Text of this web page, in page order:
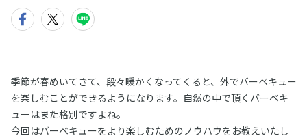
季節が春めいてきて、段々暖かくなってくると、外でバーベキュー
を楽しむことができるようになります。自然の中で頂くバーベキ
ューはまた格別ですよね。
今回はバーベキューをより楽しむためのノウハウをお教えいたし